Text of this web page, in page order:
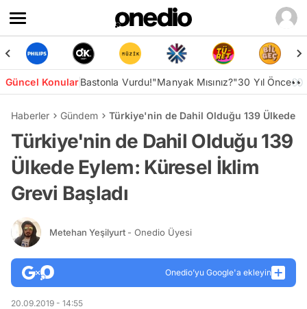
Güncel KonularBastonla Vurdu!"Manyak Mısınız?"30 Yıl Önce👀
Haberler Gündem Türkiye'nin de Dahil Olduğu 139 Ülkede
Türkiye'nin de Dahil Olduğu 139
Ülkede Eylem: Küresel İklim
Grevi Başladı
Metehan Yeşilyurt - Onedio Üyesi
Onedio’yu Google'a ekleyin
20.09.2019 - 14:55